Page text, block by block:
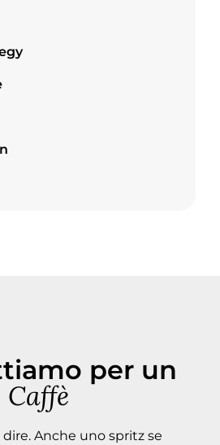
per un
Caffè
dire. Anche uno spritz se